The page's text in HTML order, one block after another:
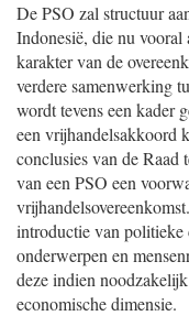
De PSO zal structuur
Indonesië, die nu
karakter van de
verdere samenwerking
wordt tevens een kader
een vrijhandelsakkoord
conclusies van de
van een PSO een
introductie van politieke
onderwerpen en
deze indien
economische dimensie.